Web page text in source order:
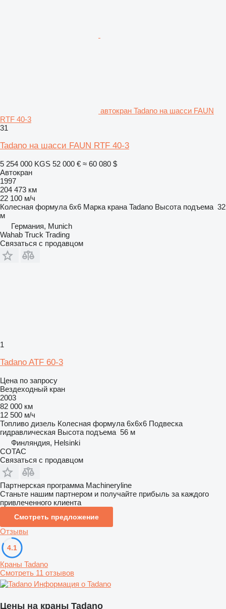
автокран Tadano на шасси FAUN
RTF 40-3
31
Tadano на шасси FAUN RTF 40-3
5 254 000 KGS 52 000 € ≈ 60 080 $
Автокран
1997
204 473 км
22 100 м/ч
Колесная формула 6x6 Марка крана Tadano Высота подъема 32
м
Германия, Munich
Wahab Truck Trading
Связаться с продавцом
1
Tadano ATF 60-3
Цена по запросу
Вездеходный кран
2003
82 000 км
12 500 м/ч
Топливо дизель Колесная формула 6x6x6 Подвеска
гидравлическая Высота подъема 56 м
Финляндия, Helsinki
COTAC
Связаться с продавцом
Партнерская программа Machineryline
Станьте нашим партнером и получайте прибыль за каждого
привлеченного клиента
Смотреть предложение
Отзывы
4.1
Краны Tadano
Смотреть 11 отзывов
Информация о Tadano
Цены на краны Tadano